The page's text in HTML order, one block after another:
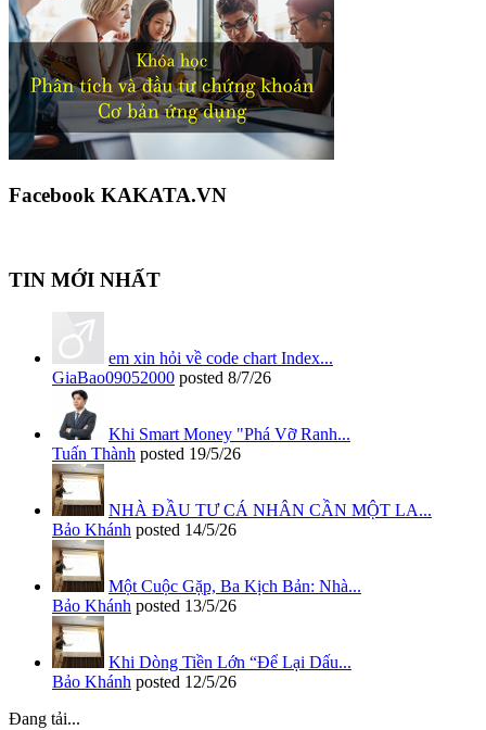
Facebook KAKATA.VN
TIN MỚI NHẤT
em xin hỏi về code chart Index...
GiaBao09052000 posted 8/7/26
Khi Smart Money "Phá Vỡ Ranh...
Tuấn Thành posted 19/5/26
NHÀ ĐẦU TƯ CÁ NHÂN CẦN MỘT LA...
Bảo Khánh posted 14/5/26
Một Cuộc Gặp, Ba Kịch Bản: Nhà...
Bảo Khánh posted 13/5/26
Khi Dòng Tiền Lớn “Để Lại Dấu...
Bảo Khánh posted 12/5/26
Đang tải...